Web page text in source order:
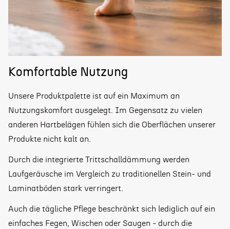
Komfortable Nutzung
Unsere Produktpalette ist auf ein Maximum an
Nutzungskomfort ausgelegt. Im Gegensatz zu vielen
anderen Hartbelägen fühlen sich die Oberflächen unserer
Produkte nicht kalt an.
Durch die integrierte Trittschalldämmung werden
Laufgeräusche im Vergleich zu traditionellen Stein- und
Laminatböden stark verringert.
Auch die tägliche Pflege beschränkt sich lediglich auf ein
einfaches Fegen, Wischen oder Saugen - durch die